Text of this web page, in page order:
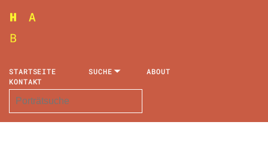
STARTSEITE SUCHE
ABOUT
KONTAKT